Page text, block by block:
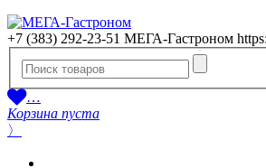
+7 (383) 292-23-51 МЕГА-Гастроном
…
Корзина пуста
〉